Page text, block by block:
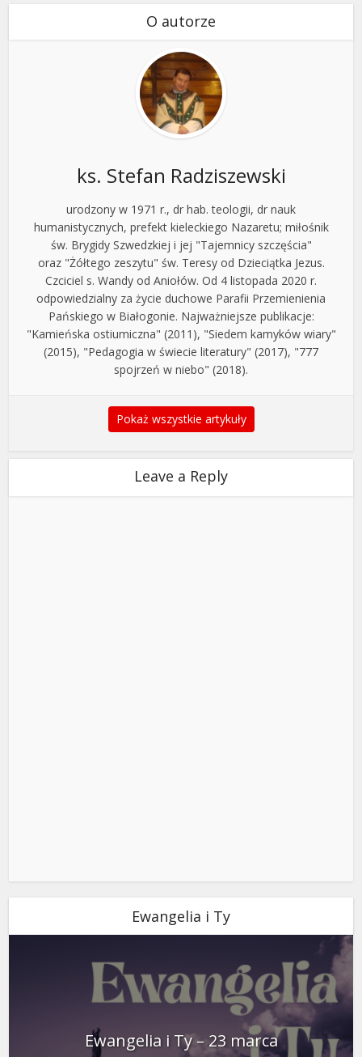
O autorze
ks. Stefan Radziszewski
urodzony w 1971 r., dr hab. teologii, dr nauk
humanistycznych, prefekt kieleckiego Nazaretu; miłośnik
św. Brygidy Szwedzkiej i jej "Tajemnicy szczęścia"
oraz "Żółtego zeszytu" św. Teresy od Dzieciątka Jezus.
Czciciel s. Wandy od Aniołów. Od 4 listopada 2020 r.
odpowiedzialny za życie duchowe Parafii Przemienienia
Pańskiego w Białogonie. Najważniejsze publikacje:
"Kamieńska ostiumiczna" (2011), "Siedem kamyków wiary"
(2015), "Pedagogia w świecie literatury" (2017), "777
spojrzeń w niebo" (2018).
Pokaż wszystkie artykuły
Leave a Reply
Ewangelia i Ty
Ewangelia i Ty – 23 marca